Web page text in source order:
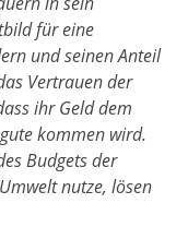
für eine
und seinen Anteil
Vertrauen der
ihr Geld dem
kommen wird.
Budgets der
nutze, lösen